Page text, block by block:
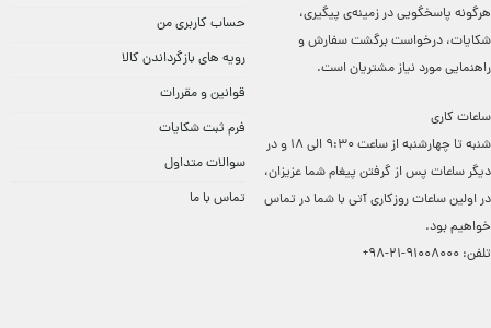
هرگونه پاسخگویی در زمینه‌ی پیگیری،
شکایات، درخواست برگشت سفارش و
راهنمایی مورد نیاز مشتریان است.
ساعات کاری
شنبه تا چهارشنبه از ساعت 9:30 الی 18 و در
دیگر ساعات ‌پس از گرفتن پیغام شما عزیزان،
در اولین ساعات روزکاری آتی با شما در تماس
خواهیم بود.
تلفن: 91008000-21-98+
حساب کاربری من
رویه های بازگرداندن کالا
قوانین و مقررات
فرم ثبت شکایات
سوالات متداول
تماس با ما